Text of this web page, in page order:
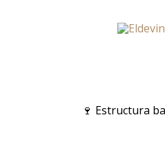
🍷 Estructura